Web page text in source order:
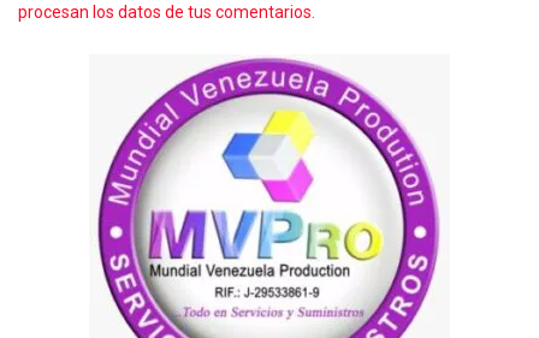
procesan los datos de tus comentarios.